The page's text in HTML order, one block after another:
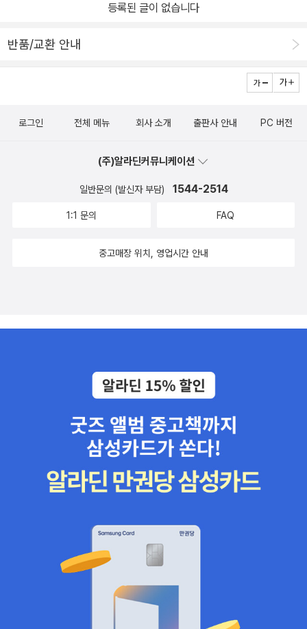
등록된 글이 없습니다
반품/교환 안내
로그인 전체 메뉴 회사 소개 출판사 안내 PC 버전
(주)알라딘커뮤니케이션
일반문의 (발신자 부담) 1544-2514
1:1 문의 FAQ
중고매장 위치, 영업시간 안내